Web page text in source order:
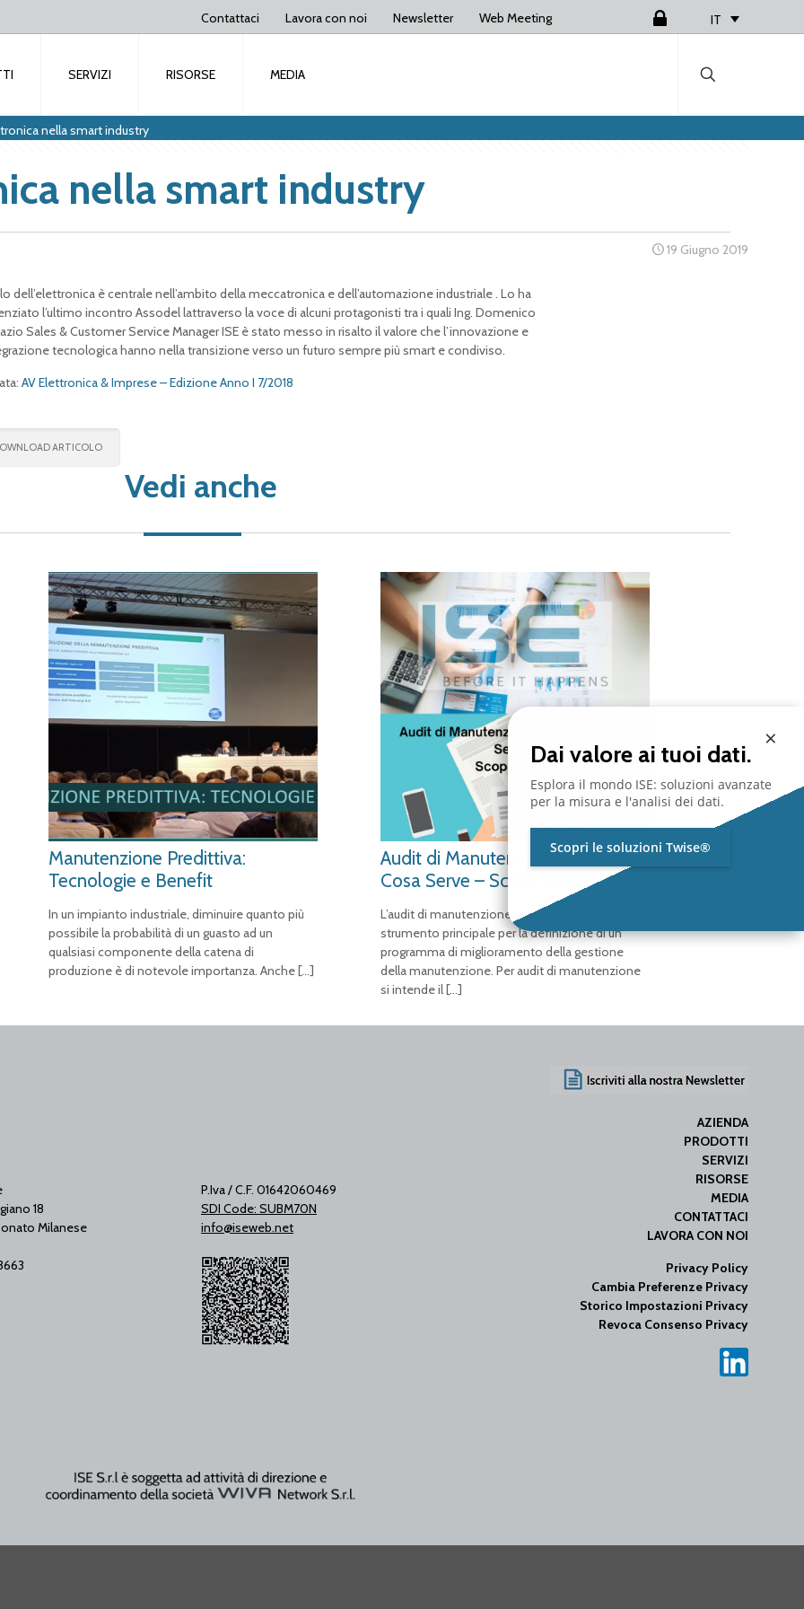
Contattaci Lavora con noi Newsletter Web Meeting IT
SERVIZI RISORSE MEDIA
nella smart industry
nella smart industry
19 Giugno 2019
dell’elettronica è centrale nell’ambito della meccatronica e dell’automazione industriale . Lo ha
l’ultimo incontro Assodel lattraverso la voce di alcuni protagonisti tra i quali Ing. Domenico
Sales & Customer Service Manager ISE è stato messo in risalto il valore che l’innovazione e
tecnologica hanno nella transizione verso un futuro sempre più smart e condiviso.
AV Elettronica & Imprese – Edizione Anno I 7/2018
ARTICOLO
Vedi anche
Manutenzione Predittiva:
Tecnologie e Benefit
In un impianto industriale, diminuire quanto più
possibile la probabilità di un guasto ad un
qualsiasi componente della catena di
produzione è di notevole importanza. Anche[…]
Audit di Manutenzione Cos’è e a
Cosa Serve – Scopri di Più
L’audit di manutenzione rappresenta lo
strumento principale per la definizione di un
programma di miglioramento della gestione
della manutenzione. Per audit di manutenzione
si intende il[…]
18
Milanese
P.Iva / C.F. 01642060469
SDI Code: SUBM70N
info@iseweb.net
AZIENDA
PRODOTTI
SERVIZI
RISORSE
MEDIA
CONTATTACI
LAVORA CON NOI
Privacy Policy
Cambia Preferenze Privacy
Storico Impostazioni Privacy
Revoca Consenso Privacy
×
Dai valore ai tuoi dati.
Esplora il mondo ISE: soluzioni avanzate
per la misura e l'analisi dei dati.
Scopri le soluzioni Twise®